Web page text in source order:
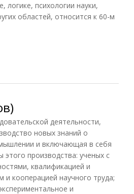
логике, психологии науки,
областей, относится к 60-м
деятельности,
новых знаний о
и включающая в себя
этого производства: ученых с
квалификацией и
и кооперацией научного труда;
и